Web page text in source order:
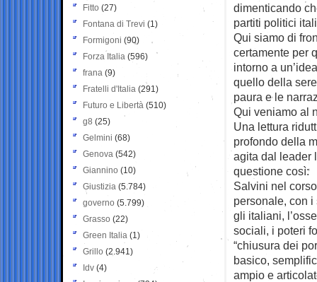
dimenticando
partiti politici
Qui siamo di
certamente per
intorno a
quello della
paura e le
Qui veniamo al
Una lettura
profondo della
agita dal leader
questione così:
Salvini nel
personale, con
gli italiani,
sociali, i poteri
“chiusura dei
basico,
ampio e
Fitto (27)
Fontana di Trevi (1)
Formigoni (90)
Forza Italia (596)
frana (9)
Fratelli d'Italia (291)
Futuro e Libertà (510)
g8 (25)
Gelmini (68)
Genova (542)
Giannino (10)
Giustizia (5.784)
governo (5.799)
Grasso (22)
Green Italia (1)
Grillo (2.941)
Idv (4)